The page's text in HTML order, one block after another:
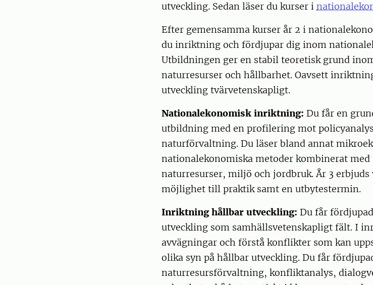
utveckling. Sedan läser du kurser i
Efter gemensamma kurser år 2 i
du inriktning och fördjupar dig inom
Utbildningen ger en stabil teoretisk grund
naturresurser och hållbarhet. Oavsett
utveckling tvärvetenskapligt.
Nationalekonomisk inriktning: Du får en
utbildning med en profilering mot
naturförvaltning. Du läser bland annat
nationalekonomiska metoder kombinerat
naturresurser, miljö och jordbruk. År 3
möjlighet till praktik samt en utbytestermin.
Inriktning hållbar utveckling: Du får
utveckling som samhällsvetenskapligt fält. I
avvägningar och förstå konflikter som kan
olika syn på hållbar utveckling. Du får
naturresursförvaltning, konfliktanalys,